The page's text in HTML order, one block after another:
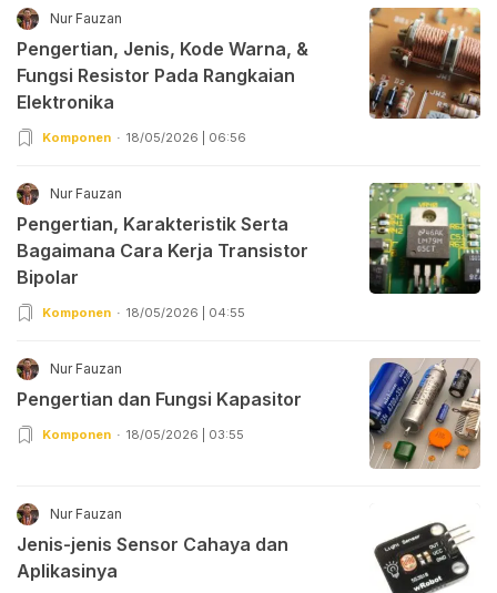
Nur Fauzan
Pengertian, Jenis, Kode Warna, &
Fungsi Resistor Pada Rangkaian
Elektronika
Komponen 18/05/2026 | 06:56
Nur Fauzan
Pengertian, Karakteristik Serta
Bagaimana Cara Kerja Transistor
Bipolar
Komponen 18/05/2026 | 04:55
Nur Fauzan
Pengertian dan Fungsi Kapasitor
Komponen 18/05/2026 | 03:55
Nur Fauzan
Jenis-jenis Sensor Cahaya dan
Aplikasinya